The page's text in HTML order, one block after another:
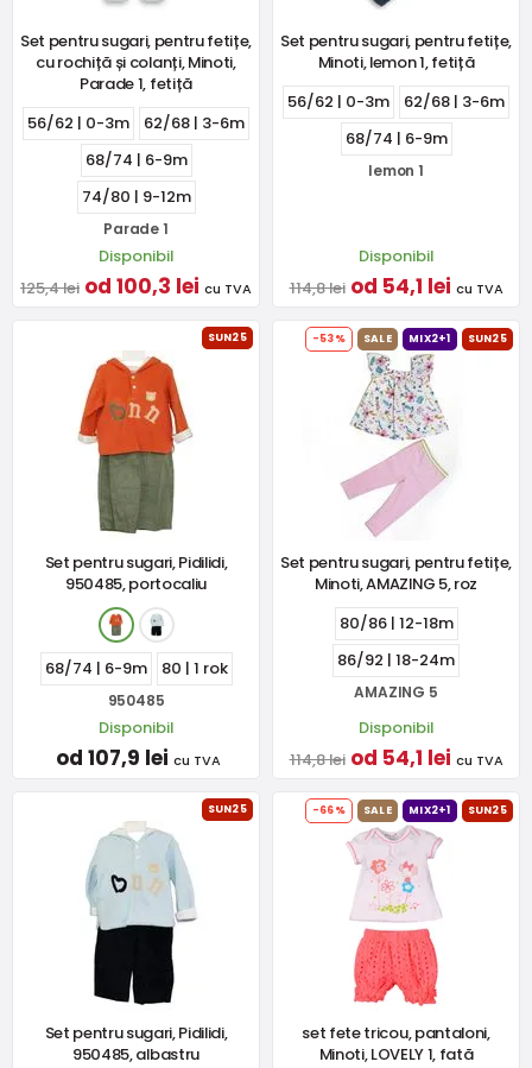
Set pentru sugari, pentru fetițe,
cu rochiță și colanți, Minoti,
Parade 1, fetiță
56/62 | 0-3m
62/68 | 3-6m
68/74 | 6-9m
74/80 | 9-12m
Parade 1
Disponibil
125,4 lei od 100,3 lei cu TVA
Set pentru sugari, pentru fetițe,
Minoti, lemon 1, fetiță
56/62 | 0-3m
62/68 | 3-6m
68/74 | 6-9m
lemon 1
Disponibil
114,8 lei od 54,1 lei cu TVA
SUN25
Set pentru sugari, Pidilidi,
950485, portocaliu
68/74 | 6-9m 80 | 1 rok
950485
Disponibil
od 107,9 lei cu TVA
-53% SALE MIX2+1 SUN25
Set pentru sugari, pentru fetițe,
Minoti, AMAZING 5, roz
80/86 | 12-18m
86/92 | 18-24m
AMAZING 5
Disponibil
114,8 lei od 54,1 lei cu TVA
SUN25
Set pentru sugari, Pidilidi,
950485, albastru
-66% SALE MIX2+1 SUN25
set fete tricou, pantaloni,
Minoti, LOVELY 1, fată